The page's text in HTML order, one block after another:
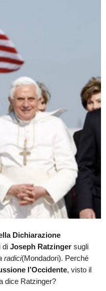
Dichiarazione
di Joseph Ratzinger sugli
radici(Mondadori). Perché
l’Occidente, visto il
dice Ratzinger?